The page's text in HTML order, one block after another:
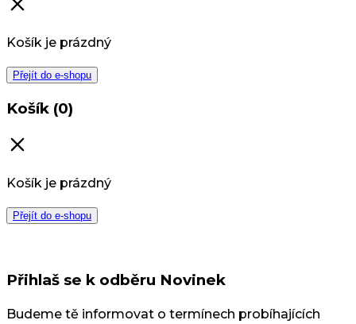
Košík je prázdný
Přejít do e-shopu
Košík (0)
Košík je prázdný
Přejít do e-shopu
Přihlaš se k odběru Novinek
Budeme tě informovat o termínech probíhajících